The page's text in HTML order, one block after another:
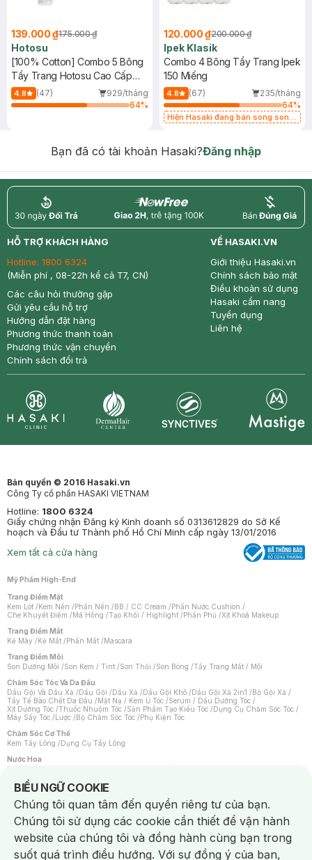
139.000 ₫175.000 ₫
Hotosu
[100% Cotton] Combo 5 Bông
Tẩy Trang Hotosu Cao Cấp
150 Miếng
4.8 (47)
929/tháng
64%
120.000 ₫200.000 ₫
Ipek Klasik
Combo 4 Bông Tẩy Trang Ipek
150 Miếng
4.8 (67)
235/tháng
64%
Hiện Hasaki đang bán song song
Bạn đã có tài khoản Hasaki?Đăng nhập
return nowfree price
HỖ TRỢ KHÁCH HÀNG
Hotline: 1800 6324
(Miễn phí , 08-22h kể cả T7, CN)
Các câu hỏi thường gặp
Gửi yêu cầu hỗ trợ
Hướng dẫn đặt hàng
Phương thức thanh toán
Phương thức vận chuyển
Chính sách đổi trả
VỀ HASAKI.VN
Giới thiệu Hasaki.vn
Chính sách bảo mật
Điều khoản sử dụng
Hasaki cẩm nang
Tuyển dụng
Liên hệ
Bản quyền © 2016 Hasaki.vn
Công Ty cổ phần HASAKI VIETNAM
Hotline: 1800 6324
Giấy chứng nhận Đăng ký Kinh doanh số 0313612829 do Sở Kế
hoạch và Đầu tư Thành phố Hồ Chí Minh cấp ngày 13/01/2016
Xem tất cả cửa hàng
Mỹ Phẩm High-End
Trang Điểm Mặt
Kem Lót /Kem Nền /Phấn Nền /BB / CC Cream /Phấn Nước Cushion /
Che Khuyết Điểm /Má Hồng /Tạo Khối / Highlight /Phấn Phủ /Xịt Khoá Makeup
Trang Điểm Mắt
Kẻ Mày /Kẻ Mắt /Phấn Mắt /Mascara
Trang Điểm Môi
Son Dưỡng Môi /Son Kem / Tint /Son Thỏi /Son Bóng /Tẩy Trang Mắt / Môi
Chăm Sóc Tóc Và Da Đầu
Dầu Gội Và Dầu Xả /Dầu Gội /Dầu Xả /Dầu Gội Khô /Dầu Gội Xả 2in1 /Bộ Gội Xả /
Tẩy Tế Bào Chết Da Đầu /Mặt Nạ / Kem Ủ Tóc /Serum / Dầu Dưỡng Tóc /
Xịt Dưỡng Tóc /Thuốc Nhuộm Tóc /Sản Phẩm Tạo Kiểu Tóc /Dụng Cụ Chăm Sóc Tóc /
Máy Sấy Tóc /Lược /Bộ Chăm Sóc Tóc /Phụ Kiện Tóc
Chăm Sóc Cơ Thể
Kem Tẩy Lông /Dụng Cụ Tẩy Lông
Nước Hoa
Nước Hoa Nữ
Chăm Sóc Cá Nhân
Chống Muỗi /Khẩu Trang /Máy Massage/Mặt Nạ Xông Hơi /Nước Rửa Tay/
Sản Phẩm Chăm Sóc Khác /Bàn Chải Đánh Răng /Bàn Chải Điện/
Hỗ Trợ Trắng Răng/Kem Đánh Răng /Máy Tăm Nước/ Nước Súc Miệng/
Tăm / Chỉ Nha Khoa/ Xịt Thơm Miệng / Dung Dịch Vệ Sinh/Dưỡng Vùng Kín/
Khăn Ướt Vệ Sinh Vùng Kín/Băng Vệ Sinh/Tampon/Bọt Cạo Râu /Dao Cạo Râu/
Máy Cạo Râu
BIỂU NGỮ COOKIE
Notice about cookies usage
Chúng tôi quan tâm đến quyền riêng tư của bạn.
Chúng tôi sử dụng các cookie cần thiết để vận hành
website của chúng tôi và đồng hành cùng bạn trong
suốt quá trình điều hướng. Với sự đồng ý của bạn,